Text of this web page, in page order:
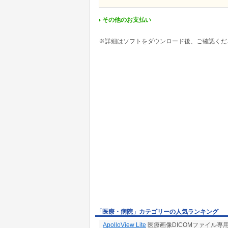
その他のお支払い
※詳細はソフトをダウンロード後、ご確認くだ
「医療・病院」カテゴリーの人気ランキング
ApolloView Lite 医療画像DICOMファイル専